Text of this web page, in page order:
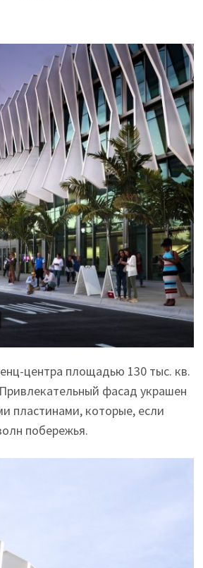
центра площадью 130 тыс. кв.
фасад украшен
пластинами, которые, если
побережья.